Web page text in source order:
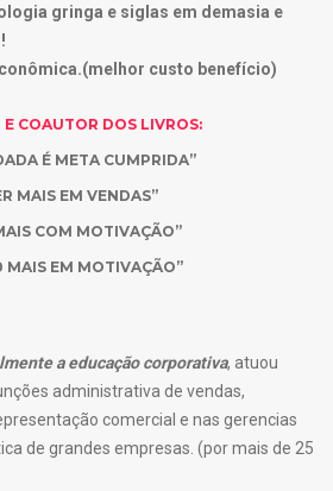
gringa e siglas em demasia e
custo benefício)
E COAUTOR DOS LIVROS:
É META CUMPRIDA”
MAIS EM VENDAS”
COM MOTIVAÇÃO”
MAIS EM MOTIVAÇÃO”
a educação corporativa, atuou
administrativa de vendas,
comercial e nas gerencias
de grandes empresas. (por mais de 25